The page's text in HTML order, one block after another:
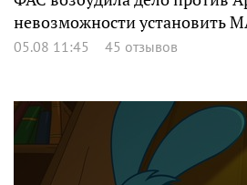
невозможности установить
05.08 11:45 45 отзывов